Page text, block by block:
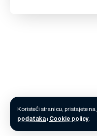
Koristeći stranicu, pristajete na
podatakai Cookie policy.